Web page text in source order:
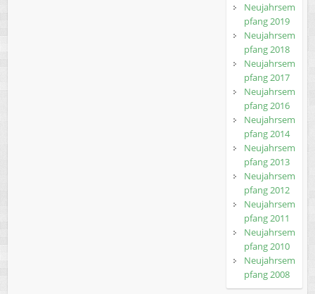
Neujahrsem
pfang 2019
Neujahrsem
pfang 2018
Neujahrsem
pfang 2017
Neujahrsem
pfang 2016
Neujahrsem
pfang 2014
Neujahrsem
pfang 2013
Neujahrsem
pfang 2012
Neujahrsem
pfang 2011
Neujahrsem
pfang 2010
Neujahrsem
pfang 2008